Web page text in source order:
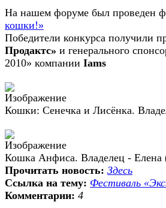
На нашем форуме был проведен
кошки!»
Победители конкурса получили
Продактс» и генерального
2010» компании Iams
Кошки: Сенечка и Лисёнка.
Кошка Анфиса. Владелец - Елена
Прочитать новость: Здесь
Ссылка на тему: Фестиваль
Комментарии: 4